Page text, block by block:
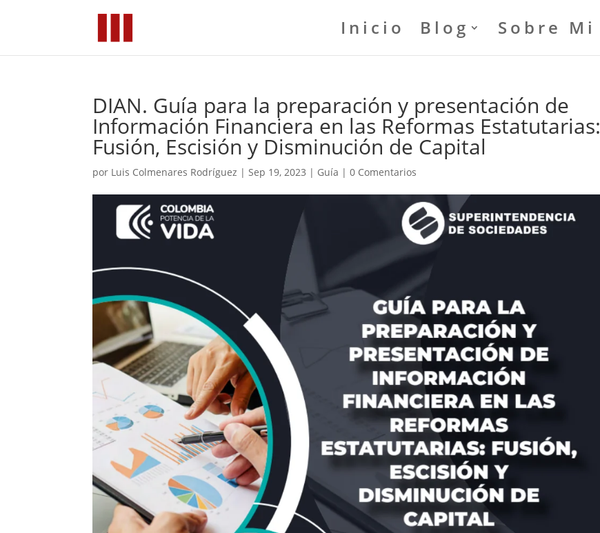
Inicio Blog Sobre Mi
DIAN. Guía para la preparación y presentación de
Información Financiera en las Reformas Estatutarias:
Fusión, Escisión y Disminución de Capital
por Luis Colmenares Rodríguez |Sep 19, 2023 | Guía |0 Comentarios